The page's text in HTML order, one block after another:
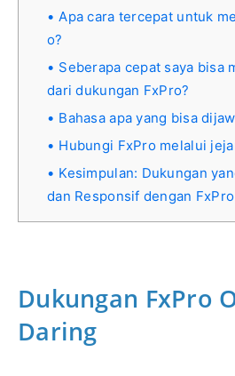
Apa cara tercepat untuk
o?
Seberapa cepat saya bisa
dari dukungan FxPro?
Bahasa apa yang bisa
Hubungi FxPro melalui
Kesimpulan: Dukungan
dan Responsif dengan FxPro
Dukungan FxPro
Daring